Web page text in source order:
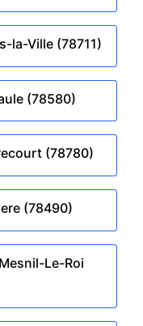
la-Ville (78711)
(78580)
(78780)
(78490)
Le-Roi